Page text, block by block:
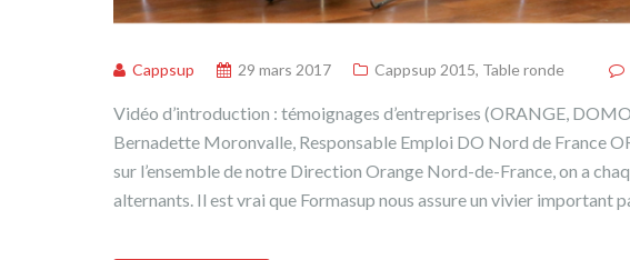
Cappsup 29 mars 2017 Cappsup 2015, Table ronde
Vidéo d’introduction : témoignages d’entreprises (ORANGE,
Bernadette Moronvalle, Responsable Emploi DO Nord de France
sur l’ensemble de notre Direction Orange Nord-de-France, on a
alternants. Il est vrai que Formasup nous assure un vivier important